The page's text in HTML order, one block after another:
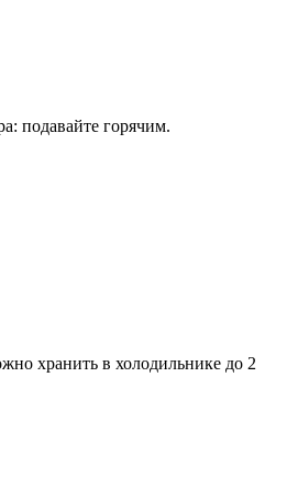
подавайте горячим.
хранить в холодильнике до 2